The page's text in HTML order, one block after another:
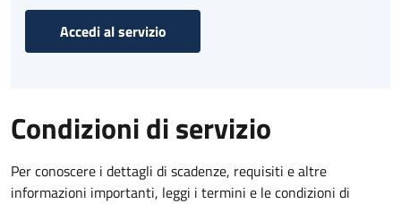
Accedi al servizio
Condizioni di servizio
Per conoscere i dettagli di scadenze, requisiti e altre
informazioni importanti, leggi i termini e le condizioni di